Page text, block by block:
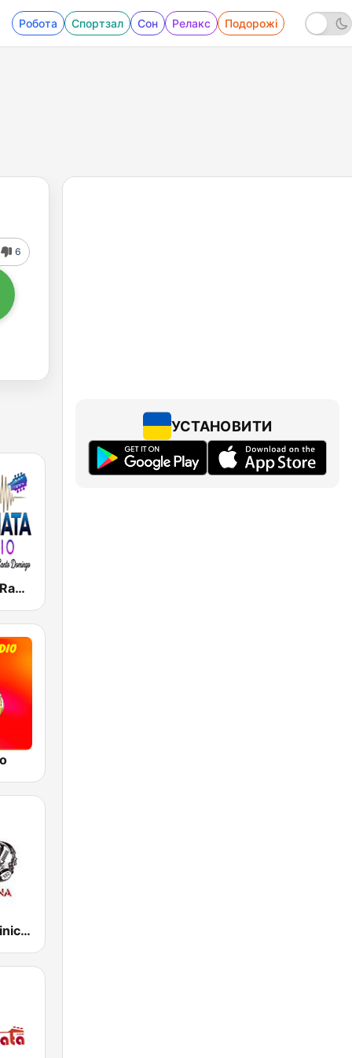
Робота Спортзал Сон Релакс Подорожі
6
Top Bachata Radio
bachata dominicana
УСТАНОВИТИ